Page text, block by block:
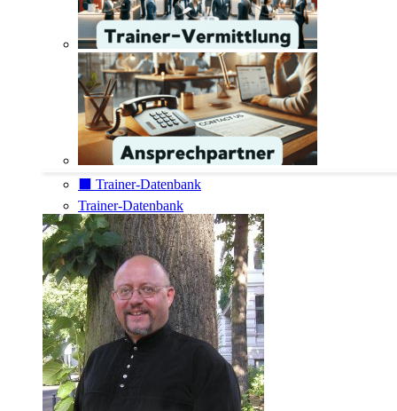
⬛️ Trainer-Datenbank
Trainer-Datenbank